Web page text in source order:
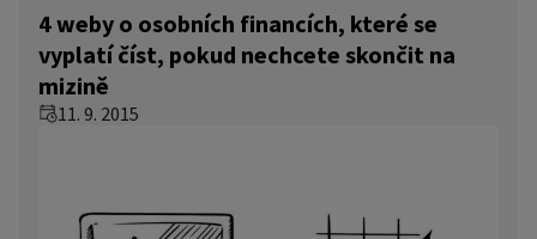
4 weby o osobních financích, které se
vyplatí číst, pokud nechcete skončit na
mizině
11. 9. 2015